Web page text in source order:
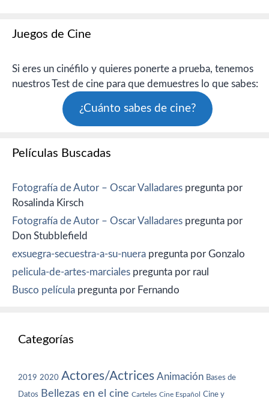
Juegos de Cine
Si eres un cinéfilo y quieres ponerte a prueba, tenemos
nuestros Test de cine para que demuestres lo que sabes:
¿Cuánto sabes de cine?
Películas Buscadas
Fotografía de Autor – Oscar Valladares pregunta por
Rosalinda Kirsch
Fotografía de Autor – Oscar Valladares pregunta por
Don Stubblefield
exsuegra-secuestra-a-su-nuera pregunta por Gonzalo
pelicula-de-artes-marciales pregunta por raul
Busco película pregunta por Fernando
Categorías
2019 2020 Actores/Actrices Animación Bases de
Datos Bellezas en el cine Carteles Cine Español Cine y